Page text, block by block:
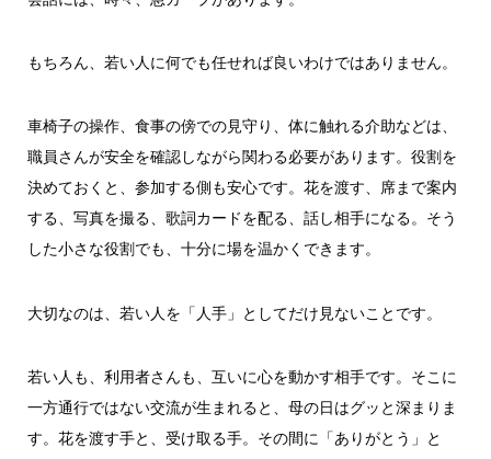
もちろん、若い人に何でも任せれば良いわけではありません。
車椅子の操作、食事の傍での見守り、体に触れる介助などは、
職員さんが安全を確認しながら関わる必要があります。役割を
決めておくと、参加する側も安心です。花を渡す、席まで案内
する、写真を撮る、歌詞カードを配る、話し相手になる。そう
した小さな役割でも、十分に場を温かくできます。
大切なのは、若い人を「人手」としてだけ見ないことです。
若い人も、利用者さんも、互いに心を動かす相手です。そこに
一方通行ではない交流が生まれると、母の日はグッと深まりま
す。花を渡す手と、受け取る手。その間に「ありがとう」と